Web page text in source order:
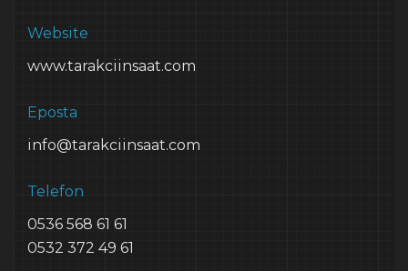
Website
www.tarakciinsaat.com
Eposta
info@tarakciinsaat.com
Telefon
0536 568 61 61
0532 372 49 61